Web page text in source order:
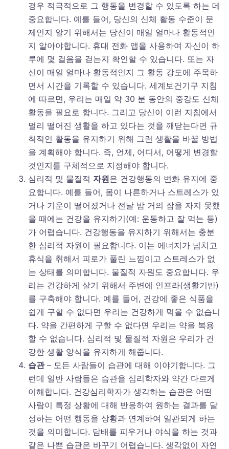
경우 적극적으로 그 행동을 변경할 수 있도록 하는 데
중요합니다. 예를 들어, 당신의 신체 활동 수준이 문
제인지 알기 위해서는 당신이 매일 얼마나 활동적인
지 알아야합니다. 휴대 전화 앱을 사용하여 자신이 하
루에 몇 걸음을 걷는지 확인할 수 있습니다. 또는 자
신이 매일 얼마나 활동적인지 그 활동 강도에 주목하
면서 시간을 기록할 수 있습니다. 세계보건기구 지침
에 따르면, 우리는 매일 약 30 분 동안의 중강도 신체
활동을 필요로 합니다. 그리고 당신이 이런 지침에서
멀리 떨어진 생활을 하고 있다는 것을 깨닫는다면 규
칙적인 활동을 유지하기 위해 그런 생활을 바꿀 방법
을 계획해야 합니다. 즉, 언제, 어디서, 어떻게 변경할
것인지를 구체적으로 지정해야 합니다.
심리적 및 물질적 자원은 건강행동의 변화 유지에 중
요합니다. 예를 들어, 몸이 나른하거나 스트레스가 있
거나 기운이 떨어졌거나 전날 밤 거의 잠을 자지 못했
을 때에는 건강을 유지하기(예: 운동하고 잘 먹는 등)
가 어렵습니다. 건강행동을 유지하기 위해서는 충분
한 심리적 자원이 필요합니다. 이는 에너지가 넘치고
휴식을 취해서 피로가 풀린 느낌이고 스트레스가 없
는 상태를 의미합니다. 물질적 자원도 중요합니다. 우
리는 건강하게 살기 위해서 주변에 인프라(생활기반)
를 구축해야 합니다. 예를 들어, 건강에 좋은 식품을
쉽게 구할 수 없다면 우리는 건강하게 먹을 수 없습니
다. 약을 간편하게 구할 수 없다면 우리는 약을 복용
할 수 없습니다. 심리적 및 물질적 자원은 우리가 건
강한 생활 양식을 유지하게 해줍니다.
습관– 모든 사람들이 습관에 대해 이야기합니다. 그
런데 일반 사람들은 습관을 심리학자와 약간 다르게
이해합니다. 건강심리학자가 생각하는 습관은 어떤
사람이 특정 상황에 대해 반응하여 원하는 결과를 달
성하는 어떤 행동을 상황과 연계하여 일관되게 하는
것을 의미합니다. 담배를 피우거나 야식을 하는 것과
같은 나쁜 습관은 바꾸기 어렵습니다. 생각없이 자연